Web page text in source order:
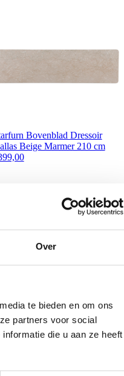
Over
te bieden en om ons
partners voor social
die u aan ze heeft
Bovenblad Dressoir
Beige Marmer 210 cm
€20,- shoptegoed voor